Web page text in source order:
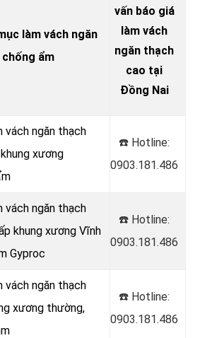
làm vách ngăn
ẩm
vấn báo giá
làm vách
ngăn thạch
cao tại
Đồng Nai
vách ngăn thạch
xương
☎️ Hotline:
0903.181.486
vách ngăn thạch
khung xương Vĩnh
Gyproc
☎️ Hotline:
0903.181.486
vách ngăn thạch
xương thường,
☎️ Hotline:
0903.181.486